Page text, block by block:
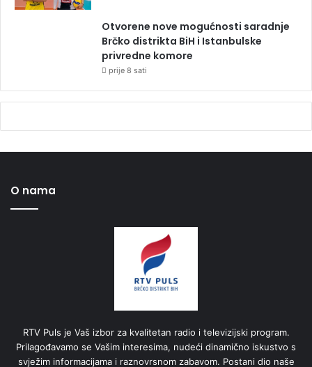
Otvorene nove mogućnosti saradnje
Brčko distrikta BiH i Istanbulske
privredne komore
prije 8 sati
O nama
RTV Puls je Vaš izbor za kvalitetan radio i televizijski program.
Prilagođavamo se Vašim interesima, nudeći dinamično iskustvo s
svježim informacijama i raznovrsnom zabavom. Postani dio naše